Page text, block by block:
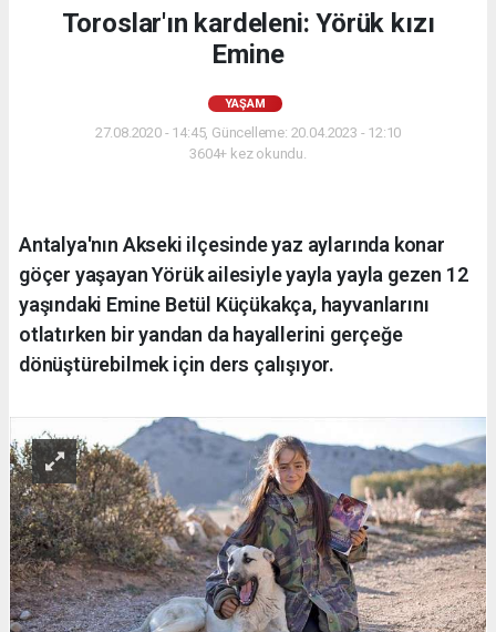
Toroslar'ın kardeleni: Yörük kızı
Emine
YAŞAM
27.08.2020 - 14:45, Güncelleme: 20.04.2023 - 12:10
3604+ kez okundu.
Antalya'nın Akseki ilçesinde yaz aylarında konar
göçer yaşayan Yörük ailesiyle yayla yayla gezen 12
yaşındaki Emine Betül Küçükakça, hayvanlarını
otlatırken bir yandan da hayallerini gerçeğe
dönüştürebilmek için ders çalışıyor.